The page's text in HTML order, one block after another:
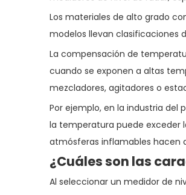
Los materiales de alto grado
modelos llevan clasificaciones
La compensación de
cuando se exponen a altas
mezcladores, agitadores o
Por ejemplo, en la industria del
la temperatura puede exceder
atmósferas inflamables hacen
¿Cuáles son las
Al seleccionar un medidor de